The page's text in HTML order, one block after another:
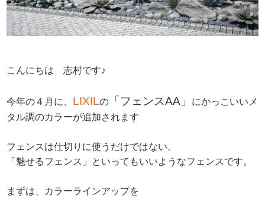
こんにちは 志村です♪
今年の４月に、 LIXILの 「フェンスAA」
にかっこいいメ
タル調のカラーが追加されます
フェンスは仕切りに使うだけではない。
「魅せるフェンス」といってもいいようなフェンスです。
まずは、カラーラインアップを